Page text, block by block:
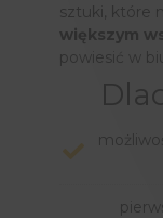
sztuki, które
większym
powiesić w